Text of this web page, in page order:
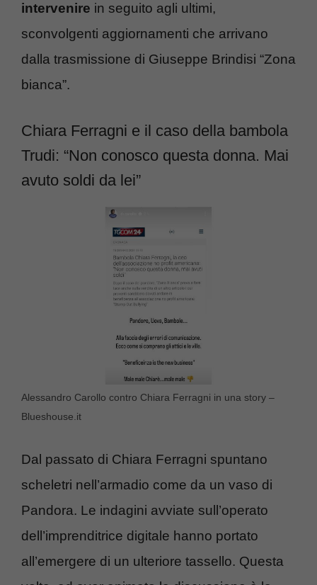
intervenire in seguito agli ultimi,
sconvolgenti aggiornamenti che arrivano
dalla trasmissione di Giuseppe Brindisi “Zona
bianca”.
Chiara Ferragni e il caso della bambola
Trudi: “Non conosco questa donna. Mai
avuto soldi da lei”
Alessandro Carollo contro Chiara Ferragni in una story –
Blueshouse.it
Dal passato di Chiara Ferragni spuntano
scheletri nell’armadio come da un vaso di
Pandora. Le indagini avviate sull’operato
dell’imprenditrice digitale hanno portato
all’emergere di un ulteriore tassello. Questa